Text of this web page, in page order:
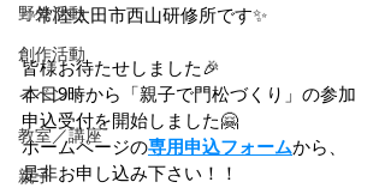
野外活動
創作活動
イベント
教室／講座
親子
✨常陸太田市西山研修所です✨
皆様お待たせしました🎉
本日9時から「親子で門松づくり」の参加
申込受付を開始しました🤗
ホームページの専用申込フォームから、
是非お申し込み下さい！！